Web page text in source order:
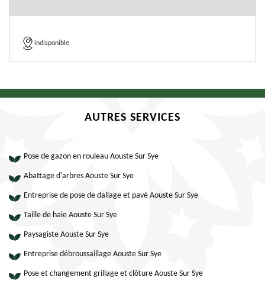
indisponible
AUTRES SERVICES
Pose de gazon en rouleau Aouste Sur Sye
Abattage d'arbres Aouste Sur Sye
Entreprise de pose de dallage et pavé Aouste Sur Sye
Taille de haie Aouste Sur Sye
Paysagiste Aouste Sur Sye
Entreprise débroussaillage Aouste Sur Sye
Pose et changement grillage et clôture Aouste Sur Sye